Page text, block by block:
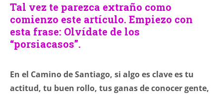
Tal vez te parezca extraño como
comienzo este artículo. Empiezo con
esta frase: Olvídate de los
“porsiacasos”.
En el Camino de Santiago, si algo es clave es tu
actitud, tu buen rollo, tus ganas de conocer gente,